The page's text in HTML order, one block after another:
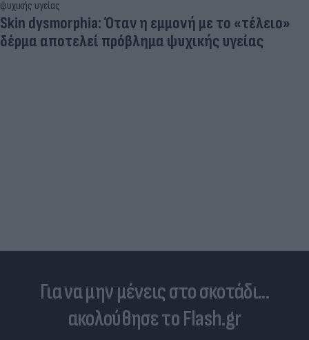
Skin dysmorphia: Όταν η εμμονή με το «τέλειο»
δέρμα αποτελεί πρόβλημα ψυχικής υγείας
Για να μην μένεις στο σκοτάδι...
ακολούθησε το Flash.gr